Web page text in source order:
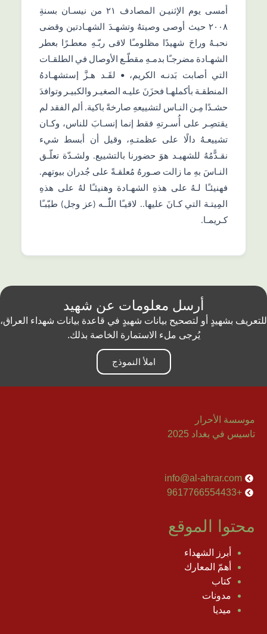
أمسى يوم الإثنيـن المصادف ٢١ من نيسـان بسنةِ
٢٠٠٨ حيث أوصى وصيتهُ وتشهـدَ الشهـادتين وقضى
نحبـهُ وراحَ شهيدًا مظلومـًا لاقى ربّـهِ معطـرًا بعطر
الشهـادة مضرجـًا بدمـهِ مقطّـع الأوصال في الطلقـات
التي أصابت بَدنـه الكريم، • لقَـد هـزَّ إستشهـادهُ
المنطقـة بأكملهـا فحزَنَ عليـه الصغيـر والكبيـر وتوافدَ
حشـدًا مِـن النـاس لتشييعهِ صارخةً باكية. ألم الفقد لم
يقتصِـر على أُسـرتهِ فقط إنما إنسـابَ للناس، وكـان
تشييعـهُ دالًا على عظمتـهِ، وقيل أن أبسط شيء
نقـدًّمُهُ للشهيـد هوَ حضورنا بالتشييع. ولشـدّة تعلّـق
النـاسَ بهِ ما زالت صـورهُ مُعلقـةً على جُدران بيوتهم.
فهنيئـًا لـهُ على هذهِ الشهـادة وهنيئـًا لهُ على هذهِ
المِيتـة التي كـانَ عليها.. لاقيـًا اللّٰــه (عز وجل) طيّبـًا
كـريمـا.
أرسل معلومات عن شهيد
للتعريف بشهيدٍ أو لتصحيح بيانات شهيدٍ في قاعدة بيانات شهداء العراق،
يُرجى ملء الاستمارة الخاصة بذلك.
املأ النموذج
موسسة الأحرار
تاسيس في بغداد 2025
info@al-ahrar.com
+9617766554433
محتوا الموقع
أبرز الشهداء
أهمّ المعارك
كتاب
مدونات
ميديا